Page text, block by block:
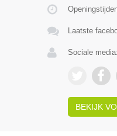
Laatste
Sociale media:
BEKIJK